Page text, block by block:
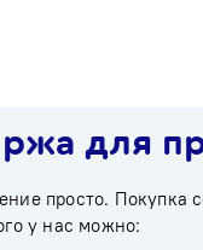
для
просто. Покупка
у нас можно: